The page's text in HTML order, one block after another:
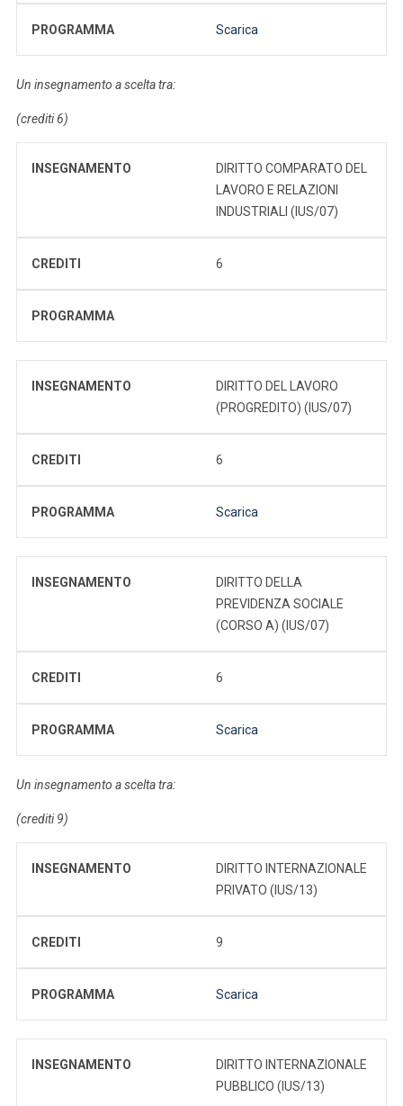
PROGRAMMA Scarica
Un insegnamento a scelta tra:
(crediti 6)
INSEGNAMENTO
DIRITTO COMPARATO DEL
LAVORO E RELAZIONI
INDUSTRIALI (IUS/07)
CREDITI 6
PROGRAMMA
INSEGNAMENTO
DIRITTO DEL LAVORO
(PROGREDITO) (IUS/07)
CREDITI 6
PROGRAMMA Scarica
INSEGNAMENTO
DIRITTO DELLA
PREVIDENZA SOCIALE
(CORSO A) (IUS/07)
CREDITI 6
PROGRAMMA Scarica
Un insegnamento a scelta tra:
(crediti 9)
INSEGNAMENTO
DIRITTO INTERNAZIONALE
PRIVATO (IUS/13)
CREDITI 9
PROGRAMMA Scarica
INSEGNAMENTO
DIRITTO INTERNAZIONALE
PUBBLICO (IUS/13)